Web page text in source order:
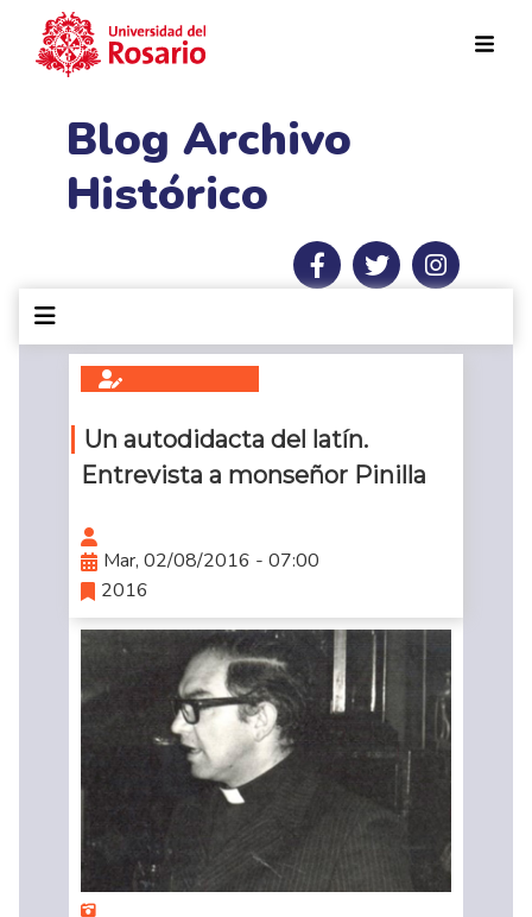
Blog Archivo
Histórico
Un autodidacta del latín.
Entrevista a monseñor Pinilla
Mar, 02/08/2016 - 07:00
2016